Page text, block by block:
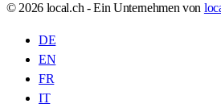
© 2026 local.ch - Ein Unternehmen von
DE
EN
FR
IT